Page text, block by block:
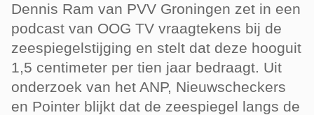
Dennis Ram van PVV Groningen zet in een
podcast van OOG TV vraagtekens bij de
zeespiegelstijging en stelt dat deze hooguit
1,5 centimeter per tien jaar bedraagt. Uit
onderzoek van het ANP, Nieuwscheckers
en Pointer blijkt dat de zeespiegel langs de